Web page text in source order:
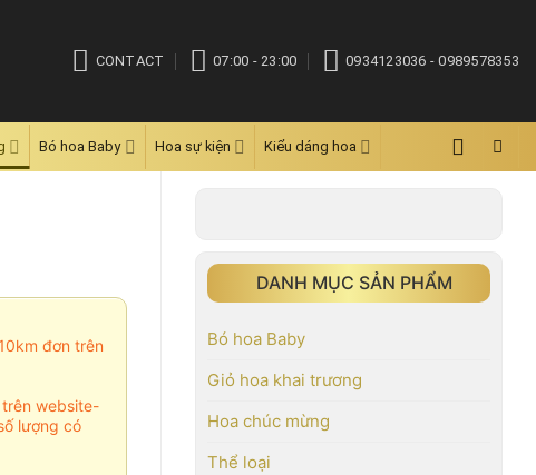
CONTACT 07:00 - 23:00 0934123036 - 0989578353
Bó hoa Baby Hoa sự kiện Kiểu dáng hoa
DANH MỤC SẢN PHẨM
Bó hoa Baby
Giỏ hoa khai trương
Hoa chúc mừng
Thể loại
đơn trên
website-
lượng có